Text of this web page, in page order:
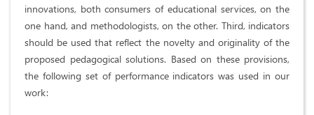
innovations, both consumers of educational services, on the
one hand, and methodologists, on the other. Third, indicators
should be used that reflect the novelty and originality of the
proposed pedagogical solutions. Based on these provisions,
the following set of performance indicators was used in our
work: